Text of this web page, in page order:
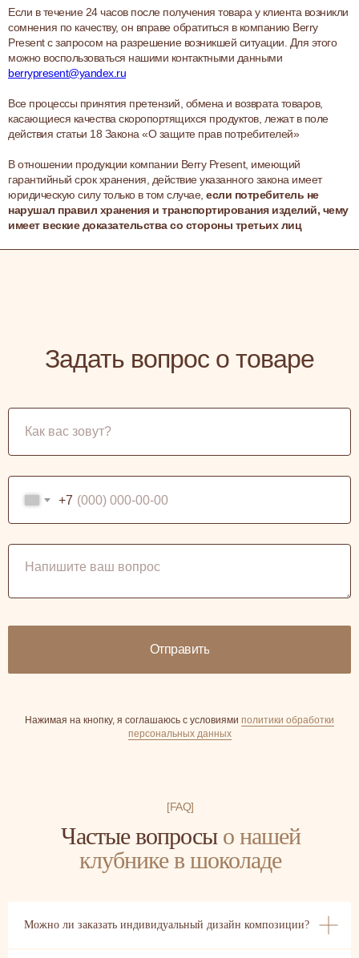
Если в течение 24 часов после получения товара у клиента возникли
сомнения по качеству, он вправе обратиться в компанию Berry
Present с запросом на разрешение возникшей ситуации. Для этого
можно воспользоваться нашими контактными данными
berrypresent@yandex.ru
Все процессы принятия претензий, обмена и возврата товаров,
касающиеся качества скоропортящихся продуктов, лежат в поле
действия статьи 18 Закона «О защите прав потребителей»
В отношении продукции компании Berry Present, имеющий
гарантийный срок хранения, действие указанного закона имеет
юридическую силу только в том случае, если потребитель не
нарушал правил хранения и транспортирования изделий, чему
имеет веские доказательства со стороны третьих лиц
Задать вопрос о товаре
+7
Отправить
Нажимая на кнопку, я соглашаюсь с условиями политики обработки
персональных данных
[FAQ]
Частые вопросы о нашей
клубнике в шоколаде
Можно ли заказать индивидуальный дизайн композиции?